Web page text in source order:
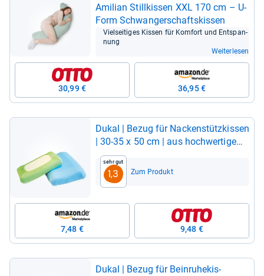
Ami­lian Still­kis­sen XXL 170 cm – U-​
Form Schwan­ger­schafts­kis­sen
Viel­sei­ti­ges Kis­sen für Kom­fort und Ent­span­
nung
Weiterlesen
30,99 € 36,95 €
Dukal | Bezug für Nacken­stütz­kis­sen
| 30-​35 x 50 cm | aus hoch­wer­ti­gem
DOP­PEL-​Jer­sey | 100% Baum­wolle |
Farbe: lind­grün
Sehr gut
1,3 Zum Produkt
7,48 € 9,48 €
Dukal | Bezug für Bein­ru­he­kis­